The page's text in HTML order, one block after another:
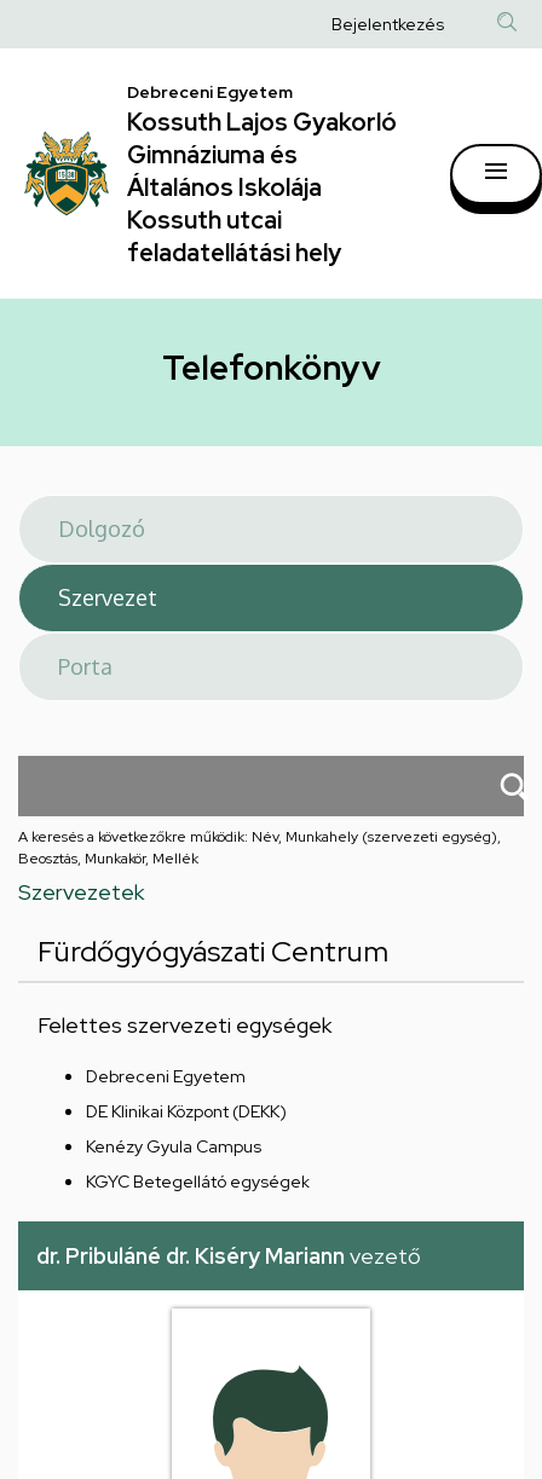
|
Kossuth
Lajos
Gyakorló
Gimnáziuma
Általános
hely
a
Anonim
fiók
Bejelentkezés
Debreceni Egyetem
Kossuth Lajos Gyakorló
Gimnáziuma és
Általános Iskolája
Kossuth utcai
feladatellátási hely
Telefonkönyv
A keresés a következőkre működik: Név, Munkahely (szervezeti egység),
Beosztás, Munkakör, Mellék
Szervezetek
Fürdőgyógyászati Centrum
Felettes szervezeti egységek
Debreceni Egyetem
DE Klinikai Központ (DEKK)
Kenézy Gyula Campus
KGYC Betegellátó egységek
dr. Pribuláné dr. Kiséry Mariann vezető